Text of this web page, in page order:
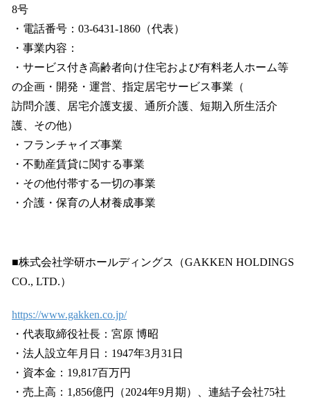
8号
・電話番号：03-6431-1860（代表）
・事業内容：
・サービス付き⾼齢者向け住宅および有料⽼⼈ホーム等
の企画・開発・運営、指定居宅サービス事業（
訪問介護、居宅介護⽀援、通所介護、短期⼊所⽣活介
護、その他）
・フランチャイズ事業
・不動産賃貸に関する事業
・その他付帯する⼀切の事業
・介護・保育の⼈材養成事業
■株式会社学研ホールディングス（GAKKEN HOLDINGS
CO., LTD.）
https://www.gakken.co.jp/
・代表取締役社長：宮原 博昭
・法人設立年月日：1947年3月31日
・資本金：19,817百万円
・売上高：1,856億円（2024年9月期）、連結子会社75社